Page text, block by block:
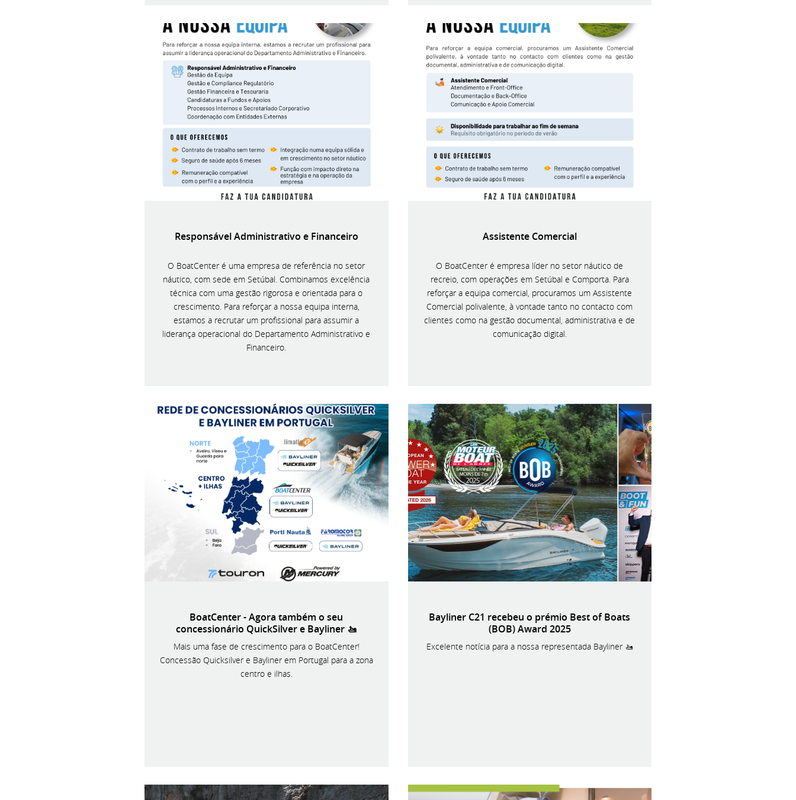
Responsável Administrativo e Financeiro
O BoatCenter é uma empresa de referência no setor
náutico, com sede em Setúbal. Combinamos excelência
técnica com uma gestão rigorosa e orientada para o
crescimento. Para reforçar a nossa equipa interna,
estamos a recrutar um profissional para assumir a
liderança operacional do Departamento Administrativo e
Financeiro.
Assistente Comercial
O BoatCenter é empresa líder no setor náutico de
recreio, com operações em Setúbal e Comporta. Para
reforçar a equipa comercial, procuramos um Assistente
Comercial polivalente, à vontade tanto no contacto com
clientes como na gestão documental, administrativa e de
comunicação digital.
BoatCenter - Agora também o seu
concessionário QuickSilver e Bayliner 🚤
Mais uma fase de crescimento para o BoatCenter!
Concessão Quicksilver e Bayliner em Portugal para a zona
centro e ilhas.
Bayliner C21 recebeu o prémio Best of Boats
(BOB) Award 2025
Excelente notícia para a nossa representada Bayliner 🚤